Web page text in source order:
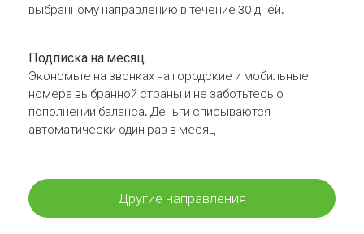
выбранному направлению в течение 30 дней.
Подписка на месяц
Экономьте на звонках на городские и мобильные
номера выбранной страны и не заботьтесь о
пополнении баланса. Деньги списываются
автоматически один раз в месяц
Другие направления